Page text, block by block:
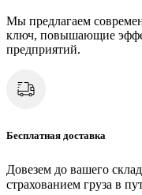
Мы предлагаем
ключ, повышающие
предприятий.
Бесплатная доставка
Довезем до вашего
страхованием груза в